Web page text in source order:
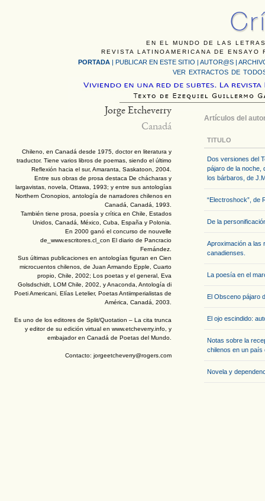
EN EL MUNDO DE LAS
REVISTA LATINOAMERICANA DE
PORTADA | PUBLICAR EN ESTE SITIO | AUTOR@S |
VER EXTRACTOS DE
Jorge Etcheverry
Canadá
Chileno, en Canadá desde 1975, doctor en literatura y
traductor. Tiene varios libros de poemas, siendo el último
Reflexión hacia el sur, Amaranta, Saskatoon, 2004.
Entre sus obras de prosa destaca De chácharas y
largavistas, novela, Ottawa, 1993; y entre sus antologías
Northern Cronopios, antología de narradores chilenos en
Canadá, Canadá, 1993.
También tiene prosa, poesía y crítica en Chile, Estados
Unidos, Canadá, México, Cuba, España y Polonia.
En 2000 ganó el concurso de nouvelle
de_www.escritores.cl_con El diario de Pancracio
Fernández.
Sus últimas publicaciones en antologías figuran en Cien
microcuentos chilenos, de Juan Armando Epple, Cuarto
propio, Chile, 2002; Los poetas y el general, Eva
Golsdschidt, LOM Chile, 2002, y Anaconda, Antología di
Poeti Americani, Elías Letelier, Poetas Antiimperialistas de
América, Canadá, 2003.
Es uno de los editores de Split/Quotation – La cita trunca
y editor de su edición virtual en www.etcheverry.info, y
embajador en Canadá de Poetas del Mundo.
Contacto: jorgeetcheverry@rogers.com
Artículos del
TITULO
Dos versiones del
pájaro de la noche,
los bárbaros, de
“Electroshock”, de
De la
Aproximación a las
canadienses.
La poesía en el
El Obsceno pájaro
El ojo escindido:
Notas sobre la
chilenos en un país
Novela y